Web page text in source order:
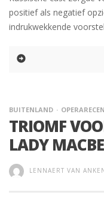
positief als negatief
indrukwekkende
BUITENLAND
TRIOMF
LADY
LENNAERT VAN